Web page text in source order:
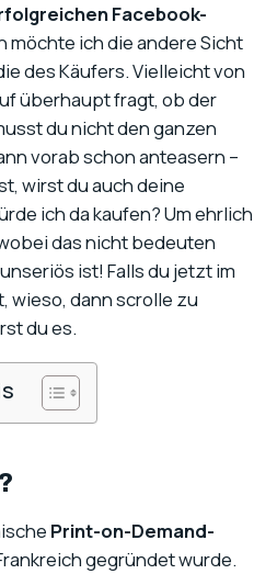
Facebook-
möchte ich die andere Sicht
des Käufers. Vielleicht von
überhaupt fragt, ob der
du nicht den ganzen
vorab schon anteasern –
wirst du auch deine
ich da kaufen? Um ehrlich
das nicht bedeuten
ist! Falls du jetzt im
wieso, dann scrolle zu
du es.
Print-on-Demand-
gegründet wurde.